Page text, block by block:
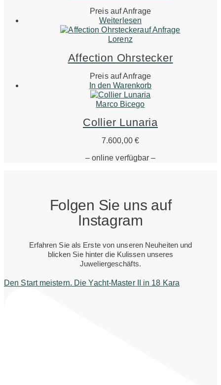
Preis auf Anfrage
Weiterlesen
auf Anfrage
Lorenz
Affection Ohrstecker
Preis auf Anfrage
In den Warenkorb
Marco Bicego
Collier Lunaria
7.600,00 €
– online verfügbar –
Folgen Sie uns auf
Instagram
Erfahren Sie als Erste von unseren Neuheiten und
blicken Sie hinter die Kulissen unseres
Juweliergeschäfts.
Den Start meistern. Die Yacht-Master II in 18 Kara